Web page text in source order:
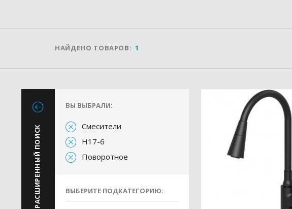
НАЙДЕНО ТОВАРОВ: 1
РАСШИРЕННЫЙ ПОИСК
ВЫ ВЫБРАЛИ:
Смесители
H17-6
Поворотное
ВЫБЕРИТЕ ПОДКАТЕГОРИЮ: